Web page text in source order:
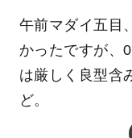
午前マダイ五目
かったですが、
は厳しく良型含
ど。